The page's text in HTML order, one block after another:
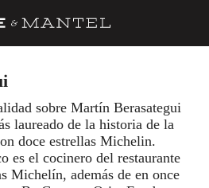
sobre Martín Berasategui
laureado de la historia de la
doce estrellas Michelin.
es el cocinero del restaurante
Michelín, además de en once